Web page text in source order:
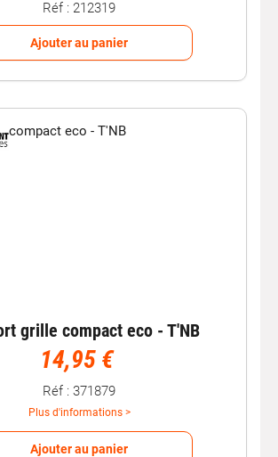
Réf : 212319
Ajouter au panier
grille compact eco - T'NB
14,95 €
Réf : 371879
Plus d'informations >
Ajouter au panier